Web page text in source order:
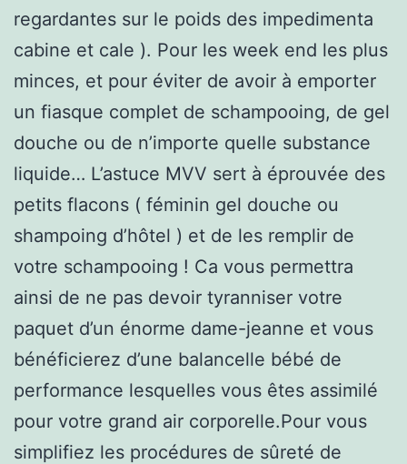
regardantes sur le poids des impedimenta
cabine et cale ). Pour les week end les plus
minces, et pour éviter de avoir à emporter
un fiasque complet de schampooing, de gel
douche ou de n’importe quelle substance
liquide… L’astuce MVV sert à éprouvée des
petits flacons ( féminin gel douche ou
shampoing d’hôtel ) et de les remplir de
votre schampooing ! Ca vous permettra
ainsi de ne pas devoir tyranniser votre
paquet d’un énorme dame-jeanne et vous
bénéficierez d’une balancelle bébé de
performance lesquelles vous êtes assimilé
pour votre grand air corporelle.Pour vous
simplifiez les procédures de sûreté de